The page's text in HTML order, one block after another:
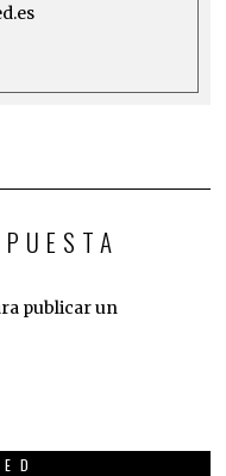
publicar un